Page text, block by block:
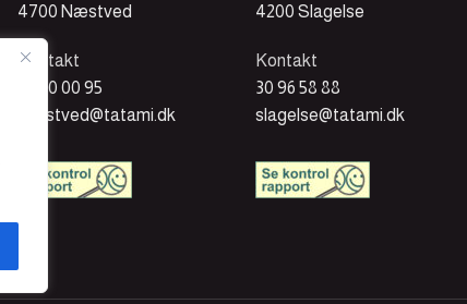
4700 Næstved
Kontakt
55 70 00 95
naestved@tatami.dk
4200 Slagelse
Kontakt
30 96 58 88
slagelse@tatami.dk